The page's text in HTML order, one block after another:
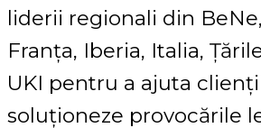
liderii regionali din
Franța, Iberia, Italia,
UKI pentru a ajuta
soluționeze provocările